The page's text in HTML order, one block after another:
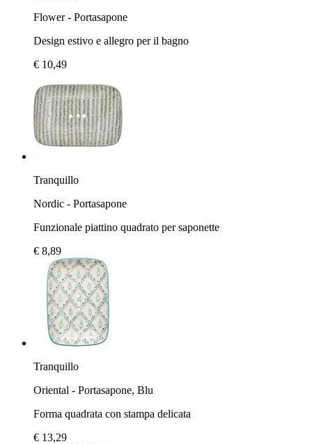
Flower - Portasapone
Design estivo e allegro per il bagno
€ 10,49
Tranquillo
Nordic - Portasapone
Funzionale piattino quadrato per saponette
€ 8,89
Tranquillo
Oriental - Portasapone, Blu
Forma quadrata con stampa delicata
€ 13,29